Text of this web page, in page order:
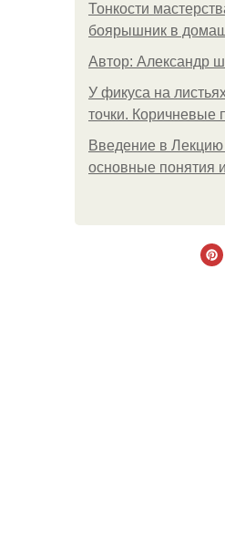
Тонкости
боярышник в
Автор: Александр
У фикуса на
точки. Коричневые
Введение в
основные понятия